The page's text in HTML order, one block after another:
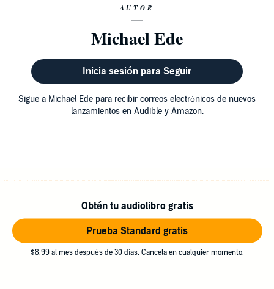
AUTOR
Michael Ede
Inicia sesión para Seguir
Sigue a Michael Ede para recibir correos electrónicos de nuevos
lanzamientos en Audible y Amazon.
Obtén tu audiolibro gratis
Prueba Standard gratis
$8.99 al mes después de 30 días. Cancela en cualquier momento.